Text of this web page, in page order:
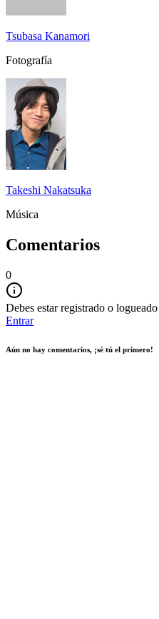
Tsubasa Kanamori
Fotografía
Takeshi Nakatsuka
Música
Comentarios
0
Debes estar registrado o
Entrar
Aún no hay comentarios, ¡sé tú el primero!